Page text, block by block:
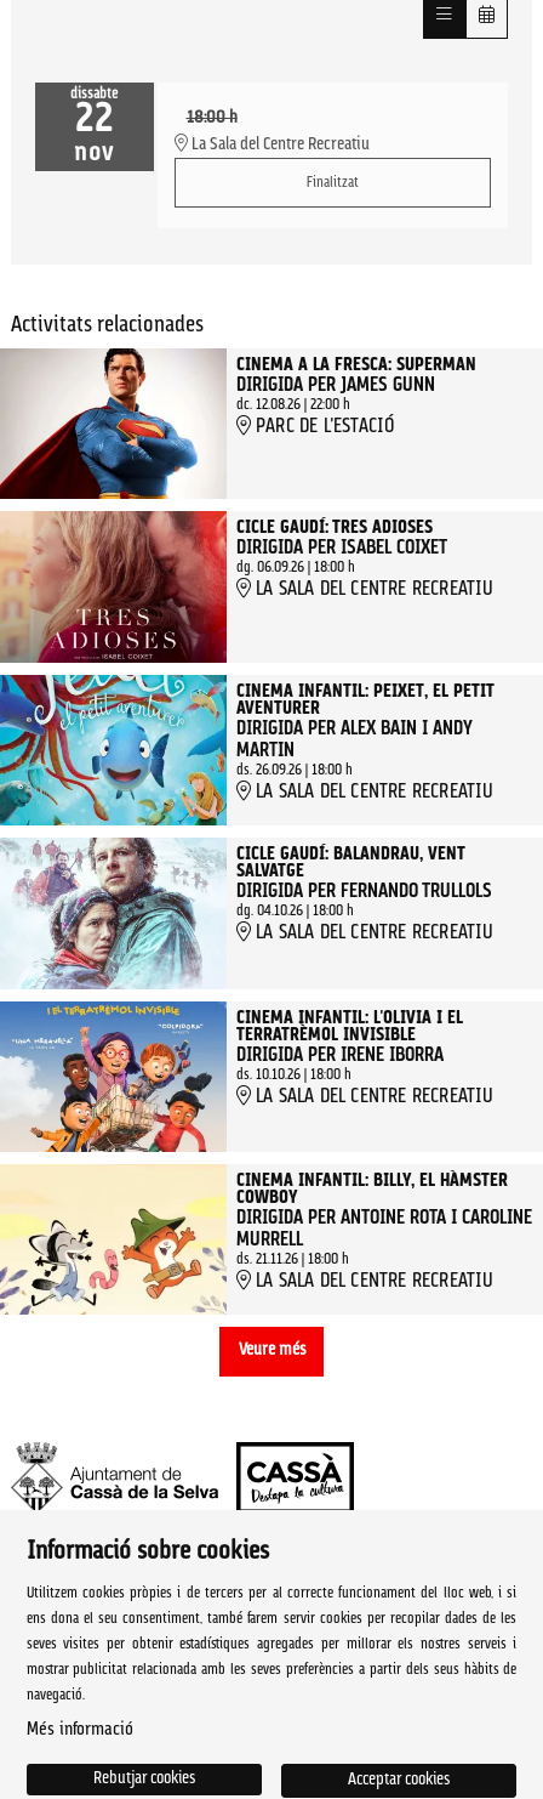
dissabte
22
nov
18:00 h
La Sala del Centre Recreatiu
Finalitzat
Activitats relacionades
CINEMA A LA FRESCA: SUPERMAN
DIRIGIDA PER JAMES GUNN
dc. 12.08.26| 22:00 h
PARC DE L'ESTACIÓ
CICLE GAUDÍ: TRES ADIOSES
DIRIGIDA PER ISABEL COIXET
dg. 06.09.26| 18:00 h
LA SALA DEL CENTRE RECREATIU
CINEMA INFANTIL: PEIXET, EL PETIT
AVENTURER
DIRIGIDA PER ALEX BAIN I ANDY
MARTIN
ds. 26.09.26| 18:00 h
LA SALA DEL CENTRE RECREATIU
CICLE GAUDÍ: BALANDRAU, VENT
SALVATGE
DIRIGIDA PER FERNANDO TRULLOLS
dg. 04.10.26| 18:00 h
LA SALA DEL CENTRE RECREATIU
CINEMA INFANTIL: L'OLIVIA I EL
TERRATRÈMOL INVISIBLE
DIRIGIDA PER IRENE IBORRA
ds. 10.10.26| 18:00 h
LA SALA DEL CENTRE RECREATIU
CINEMA INFANTIL: BILLY, EL HÀMSTER
COWBOY
DIRIGIDA PER ANTOINE ROTA I CAROLINE
MURRELL
ds. 21.11.26| 18:00 h
LA SALA DEL CENTRE RECREATIU
Veure més
Ajuntament de Cassà de la Selva | Àrea de cultura
Rambla Onze de Setembre, 107
Cassà de la Selva Tel. 972 460 005
culturacassa@cassa.cat
Informació sobre cookies
Utilitzem cookies pròpies i de tercers per al correcte funcionament del lloc web, i si
ens dona el seu consentiment, també farem servir cookies per recopilar dades de les
seves visites per obtenir estadístiques agregades per millorar els nostres serveis i
mostrar publicitat relacionada amb les seves preferències a partir dels seus hàbits de
navegació.
Més informació
Acceptar cookies
Rebutjar cookies